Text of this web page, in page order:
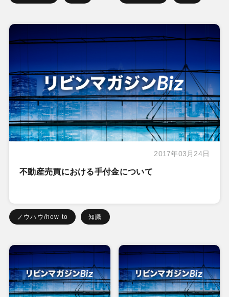
2017年03月24日
不動産売買における手付金について
ノウハウ/how to 知識